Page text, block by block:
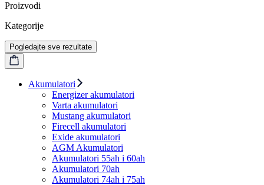
Proizvodi
Kategorije
Pogledajte sve rezultate
Akumulatori
Energizer akumulatori
Varta akumulatori
Mustang akumulatori
Firecell akumulatori
Exide akumulatori
AGM Akumulatori
Akumulatori 55ah i 60ah
Akumulatori 70ah
Akumulatori 74ah i 75ah